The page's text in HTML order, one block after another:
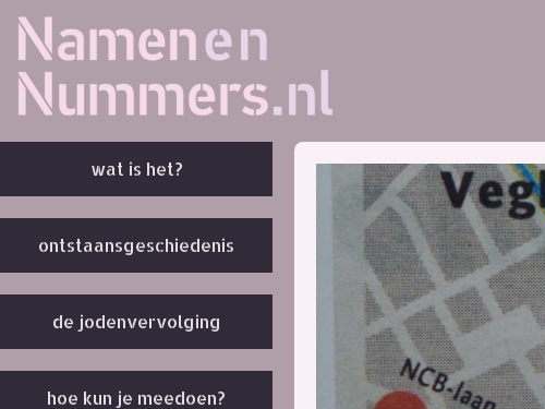
wat is het?
ontstaansgeschiedenis
de jodenvervolging
hoe kun je meedoen?